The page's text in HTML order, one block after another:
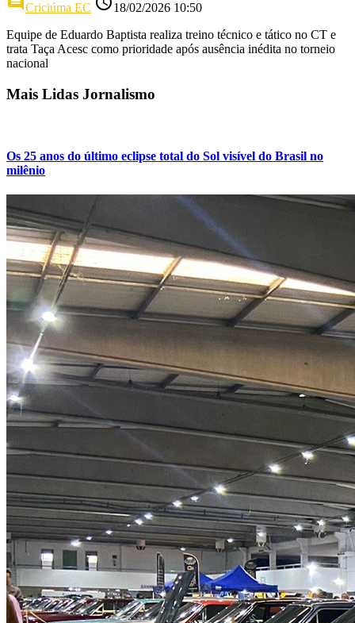
Criciúma EC
18/02/2026 10:50
Equipe de Eduardo Baptista realiza treino técnico e tático no CT e
trata Taça Acesc como prioridade após ausência inédita no torneio
nacional
Mais Lidas Jornalismo
Os 25 anos do último eclipse total do Sol visível do Brasil no
milênio